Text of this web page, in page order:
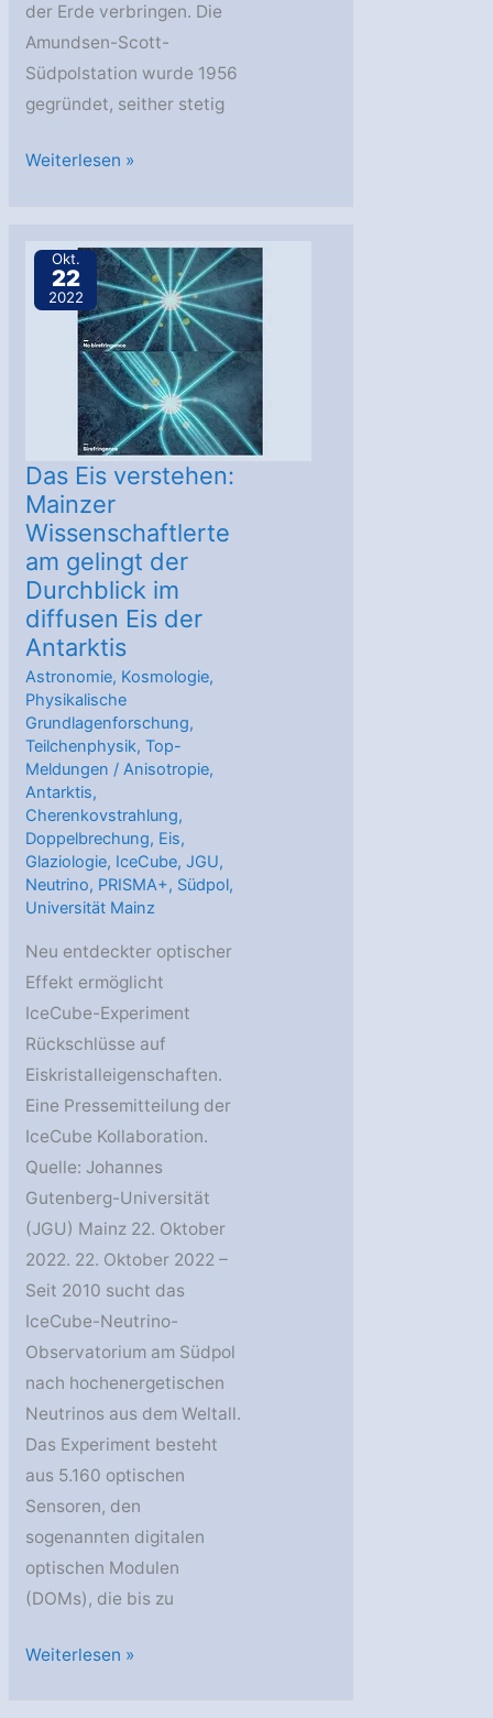
der Erde verbringen. Die
Amundsen-Scott-
Südpolstation wurde 1956
gegründet, seither stetig
AstroGeo
am
Südpol
Weiterlesen »
Okt.
22
2022
Das Eis verstehen:
Mainzer
Wissenschaftlerte
am gelingt der
Durchblick im
diffusen Eis der
Antarktis
Astronomie, Kosmologie,
Physikalische
Grundlagenforschung,
Teilchenphysik,Top-
Meldungen /Anisotropie,
Antarktis,
Cherenkovstrahlung,
Doppelbrechung, Eis,
Glaziologie, IceCube,JGU,
Neutrino, PRISMA+, Südpol,
Universität Mainz
Neu entdeckter optischer
Effekt ermöglicht
IceCube-Experiment
Rückschlüsse auf
Eiskristalleigenschaften.
Eine Pressemitteilung der
IceCube Kollaboration.
Quelle: Johannes
Gutenberg-Universität
(JGU) Mainz 22. Oktober
2022. 22. Oktober 2022 –
Seit 2010 sucht das
IceCube-Neutrino-
Observatorium am Südpol
nach hochenergetischen
Neutrinos aus dem Weltall.
Das Experiment besteht
aus 5.160 optischen
Sensoren, den
sogenannten digitalen
optischen Modulen
(DOMs), die bis zu
Das
Weiterlesen »